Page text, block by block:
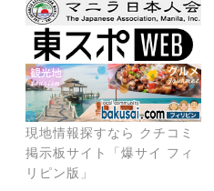
現地情報探すなら クチコミ
掲示板サイト「爆サイ フィ
リピン版」